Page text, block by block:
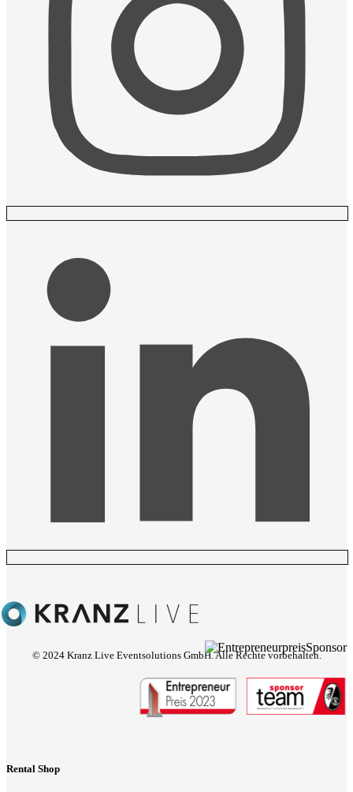
© 2024 Kranz Live Eventsolutions GmbH. Alle Rechte vorbehalten.
Rental Shop